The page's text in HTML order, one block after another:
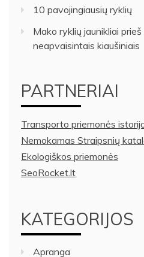
10 pavojingiausių ryklių
Mako ryklių jaunikliai
neapvaisintais kiaušiniais
PARTNERIAI
Transporto priemonės
Nemokamas Straipsnių
Ekologiškos priemonės
SeoRocket.lt
KATEGORIJOS
Apranga